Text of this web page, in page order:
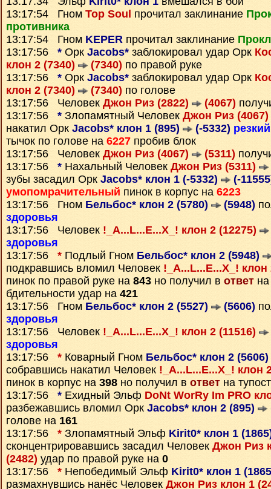
13:17:54 Гном Top Soul прочитал заклинание
противника
13:17:54 Гном KEPER прочитал заклинание
13:17:56 * Орк Jacobs* заблокировал удар Орк
клон 2 (7340)
(7340) по правой руке
13:17:56 * Орк Jacobs* заблокировал удар Орк
клон 2 (7340)
(7340) по голове
13:17:56 Человек Джон Риз (2822) (4067)
13:17:56 * Злопамятный Человек Джон Риз (4067)
накатил Орк Jacobs* клон 1 (895) (-5332) резкий
тычок по голове на 6227 пробив блок
13:17:56 Человек Джон Риз (4067) (5311)
13:17:56 * Нахальный Человек Джон Риз (5311)
зубы засадил Орк Jacobs* клон 1 (-5332)
(-
умопомрачительный пинок в корпус на 6223
13:17:56 Гном Бельбос* клон 2 (5780) (5948)
здоровья
13:17:56 Человек !_A...L...E...X_! клон 2 (12275)
здоровья
13:17:56 * Подлый Гном Бельбос* клон 2 (5948)
подкравшись вломил Человек !_A...L...E...X_!
пинок по правой руке на 843 но получил в ответ
бдительности удар на 421
13:17:56 Гном Бельбос* клон 2 (5527) (5606)
здоровья
13:17:56 Человек !_A...L...E...X_! клон 2 (11516)
здоровья
13:17:56 * Коварный Гном Бельбос* клон 2 (5606)
собравшись накатил Человек !_A...L...E...X_! клон
пинок в корпус на 398 но получил в ответ на
13:17:56 * Ехидный Эльф DoNt WorRy Im PRO
разбежавшись вломил Орк Jacobs* клон 2 (895)
голове на 161
13:17:56 * Злопамятный Эльф Kirit0* клон 1
сконцентрировавшись засадил Человек Джон Риз
(2482) удар по правой руке на 0
13:17:56 * Непобедимый Эльф Kirit0* клон 1
размахнувшись нанёс Человек Джон Риз клон 1